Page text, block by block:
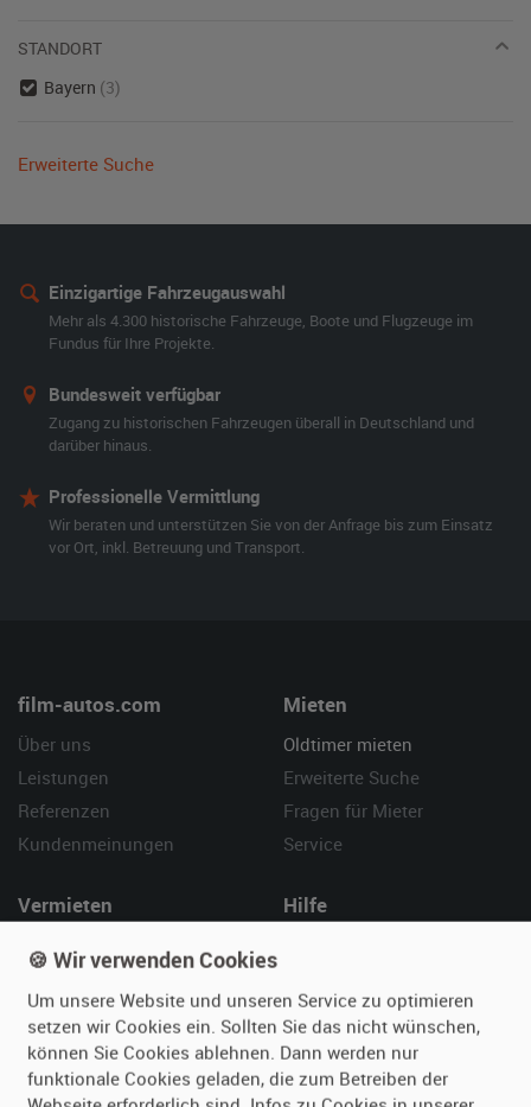
STANDORT
Bayern (3)
Erweiterte Suche
Einzigartige Fahrzeugauswahl
Mehr als 4.300 historische Fahrzeuge, Boote und Flugzeuge im
Fundus für Ihre Projekte.
Bundesweit verfügbar
Zugang zu historischen Fahrzeugen überall in Deutschland und
darüber hinaus.
Professionelle Vermittlung
Wir beraten und unterstützen Sie von der Anfrage bis zum Einsatz
vor Ort, inkl. Betreuung und Transport.
film-autos.com
Über uns
Leistungen
Referenzen
Kundenmeinungen
Mieten
Oldtimer mieten
Erweiterte Suche
Fragen für Mieter
Service
Vermieten
Oldtimer anmelden
Fragen für Vermieter
Inserat verwalten
Hilfe
Kontakt
🍪 Wir verwenden Cookies
Um unsere Website und unseren Service zu optimieren
setzen wir Cookies ein. Sollten Sie das nicht wünschen,
können Sie Cookies ablehnen. Dann werden nur
funktionale Cookies geladen, die zum Betreiben der